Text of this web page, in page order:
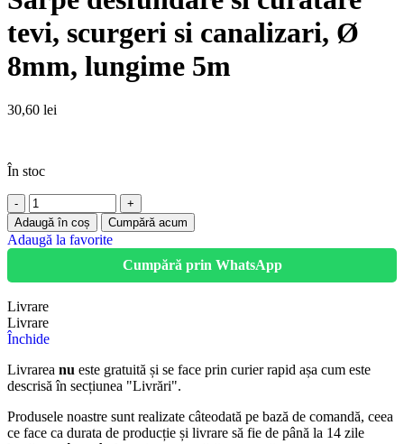
tevi, scurgeri si canalizari, Ø
8mm, lungime 5m
30,60 lei
În stoc
Adaugă în coș Cumpără acum
Adaugă la favorite
Cumpără prin WhatsApp
Livrare
Livrare
Închide
Livrarea nu este gratuită și se face prin curier rapid așa cum este
descrisă în secțiunea "Livrări".
Produsele noastre sunt realizate câteodată pe bază de comandă, ceea
ce face ca durata de producție și livrare să fie de până la 14 zile